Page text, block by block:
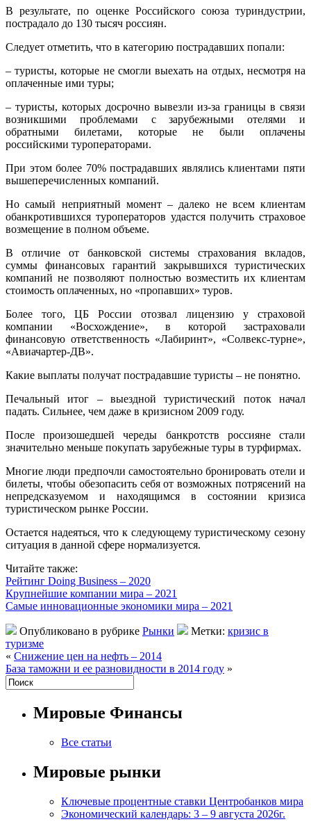
В результате, по оценке Российского союза туриндустрии,
пострадало до 130 тысяч россиян.
Следует отметить, что в категорию пострадавших попали:
– туристы, которые не смогли выехать на отдых, несмотря на
оплаченные ими туры;
– туристы, которых досрочно вывезли из-за границы в связи
возникшими проблемами с зарубежными отелями и
обратными билетами, которые не были оплачены
российскими туроператорами.
При этом более 70% пострадавших являлись клиентами пяти
вышеперечисленных компаний.
Но самый неприятный момент – далеко не всем клиентам
обанкротившихся туроператоров удастся получить страховое
возмещение в полном объеме.
В отличие от банковской системы страхования вкладов,
суммы финансовых гарантий закрывшихся туристических
компаний не позволяют полностью возместить их клиентам
стоимость оплаченных, но «пропавших» туров.
Более того, ЦБ России отозвал лицензию у страховой
компании «Восхождение», в которой застраховали
финансовую ответственность «Лабиринт», «Солвекс-турне»,
«Авиачартер-ДВ».
Какие выплаты получат пострадавшие туристы – не понятно.
Печальный итог – выездной туристический поток начал
падать. Сильнее, чем даже в кризисном 2009 году.
После произошедшей череды банкротств россияне стали
значительно меньше покупать зарубежные туры в турфирмах.
Многие люди предпочли самостоятельно бронировать отели и
билеты, чтобы обезопасить себя от возможных потрясений на
непредсказуемом и находящимся в состоянии кризиса
туристическом рынке России.
Остается надеяться, что к следующему туристическому сезону
ситуация в данной сфере нормализуется.
Читайте также:
Рейтинг Doing Business – 2020
Крупнейшие компании мира – 2021
Самые инновационные экономики мира – 2021
Опубликовано в рубрике Рынки Метки: кризис в
туризме
« Снижение цен на нефть – 2014
База таможни и ее разновидности в 2014 году »
Мировые Финансы
Все статьи
Мировые рынки
Ключевые процентные ставки Центробанков мира
Экономический календарь: 3 – 9 августа 2026г.